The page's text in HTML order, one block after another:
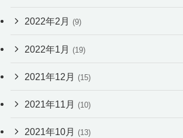
2022年2月 (9)
2022年1月 (19)
2021年12月 (15)
2021年11月 (10)
2021年10月 (13)